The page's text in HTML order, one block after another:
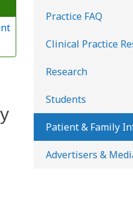
Practice FAQ
Clinical Practice
Research
Students
Patient & Family
Advertisers &